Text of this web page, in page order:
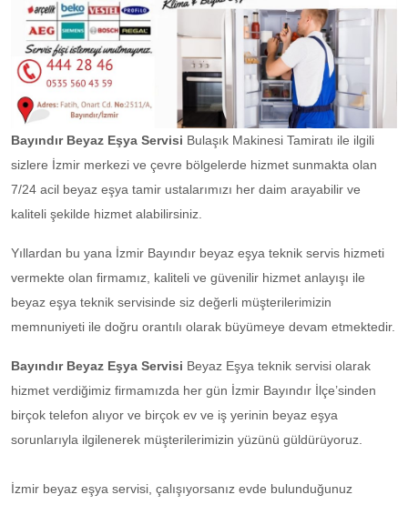
Bayındır Beyaz Eşya Servisi Bulaşık Makinesi Tamiratı ile ilgili
sizlere İzmir merkezi ve çevre bölgelerde hizmet sunmakta olan
7/24 acil beyaz eşya tamir ustalarımızı her daim arayabilir ve
kaliteli şekilde hizmet alabilirsiniz.
Yıllardan bu yana İzmir Bayındır beyaz eşya teknik servis hizmeti
vermekte olan firmamız, kaliteli ve güvenilir hizmet anlayışı ile
beyaz eşya teknik servisinde siz değerli müşterilerimizin
memnuniyeti ile doğru orantılı olarak büyümeye devam etmektedir.
Bayındır Beyaz Eşya Servisi Beyaz Eşya teknik servisi olarak
hizmet verdiğimiz firmamızda her gün İzmir Bayındır İlçe’sinden
birçok telefon alıyor ve birçok ev ve iş yerinin beyaz eşya
sorunlarıyla ilgilenerek müşterilerimizin yüzünü güldürüyoruz.
İzmir beyaz eşya servisi, çalışıyorsanız evde bulunduğunuz